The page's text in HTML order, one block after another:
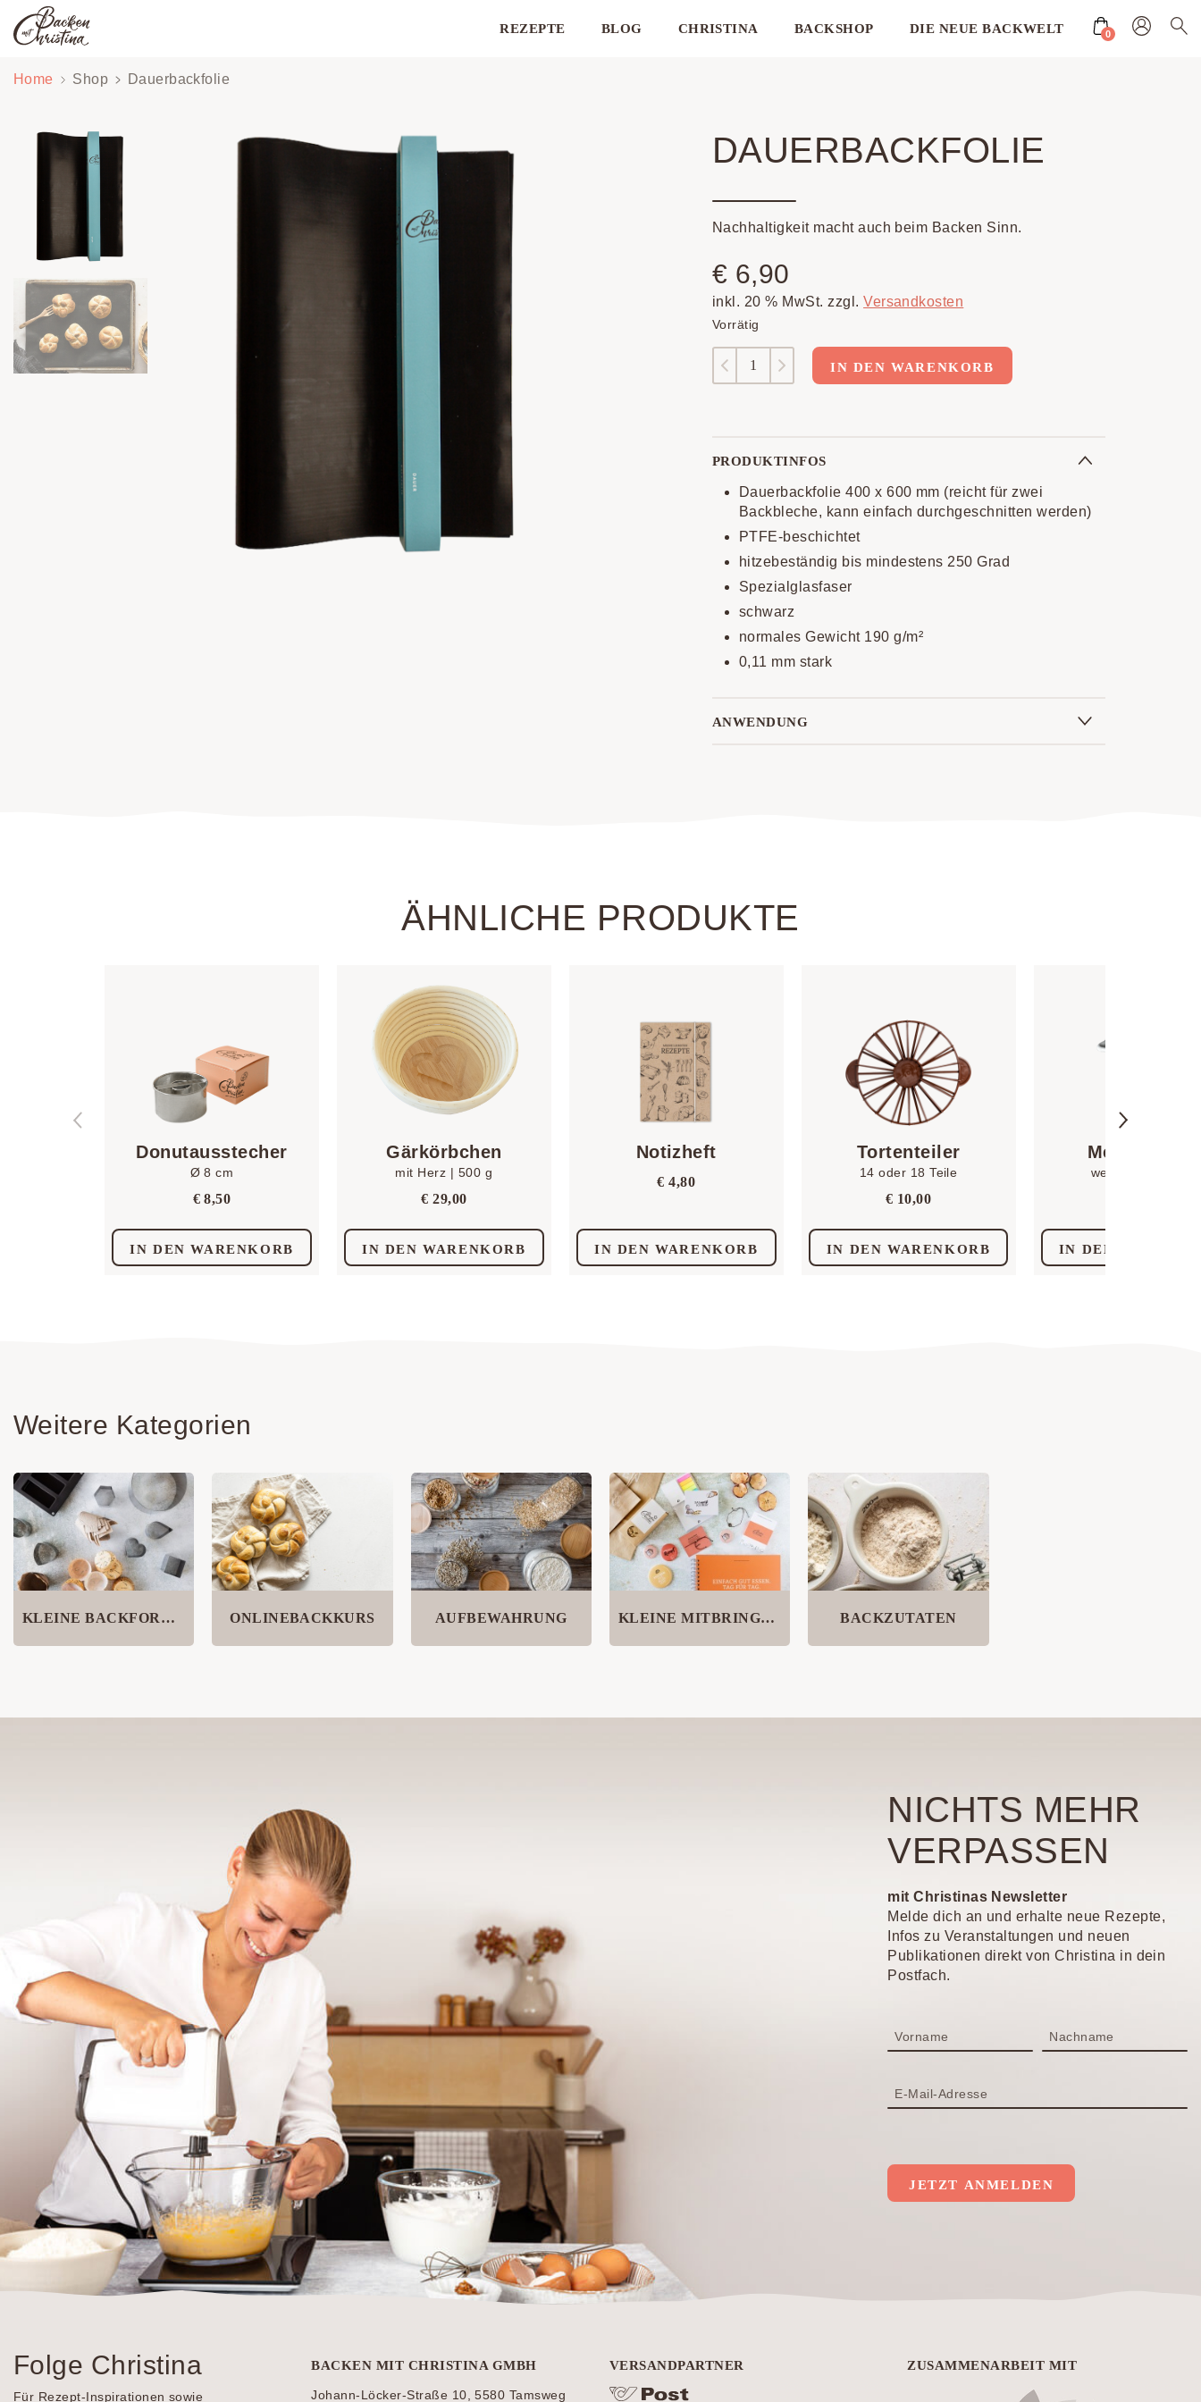
Inhalt
REZEPTE BLOG CHRISTINA BACKSHOP DIE NEUE BACKWELT 0
Home Shop Dauerbackfolie
DAUERBACKFOLIE
Nachhaltigkeit macht auch beim Backen Sinn.
€ 6,90
inkl. 20 % MwSt. zzgl.Versandkosten
Vorrätig
Dauerbackfolie
Menge
IN DEN WARENKORB
PRODUKTINFOS
Dauerbackfolie 400 x 600 mm (reicht für zwei
Backbleche, kann einfach durchgeschnitten werden)
PTFE-beschichtet
hitzebeständig bis mindestens 250 Grad
Spezialglasfaser
schwarz
normales Gewicht 190 g/m²
0,11 mm stark
ANWENDUNG
ÄHNLICHE PRODUKTE
Donutausstecher
Ø 8 cm
€8,50
IN DEN WARENKORB
Gärkörbchen
mit Herz | 500 g
€ 29,00
IN DEN WARENKORB
Notizheft
€ 4,80
IN DEN WARENKORB
Tortenteiler
14 oder 18 Teile
€ 10,00
IN DEN WARENKORB
Messbecher
weiß | 9 x 12 cm
IN DEN
Weitere Kategorien
KLEINE BACKFORMEN ONLINEBACKKURS AUFBEWAHRUNG KLEINE MITBRINGSEL BACKZUTATEN
NICHTS MEHR
VERPASSEN
mit Christinas Newsletter
Melde dich an und erhalte neue Rezepte,
Infos zu Veranstaltungen und neuen
Publikationen direkt von Christina in dein
Postfach.
Vorname Nachname
E-Mail-Adresse
JETZT ANMELDEN
Folge Christina
Für Rezept-Inspirationen sowie
BACKEN MIT CHRISTINA GMBH
Johann-Löcker-Straße 10, 5580 Tamsweg
VERSANDPARTNER ZUSAMMENARBEIT MIT